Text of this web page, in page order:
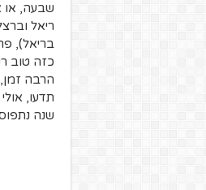
שבעה, או
ריאל
בריאל),
כזה טוב
הרבה זמן,
שנה